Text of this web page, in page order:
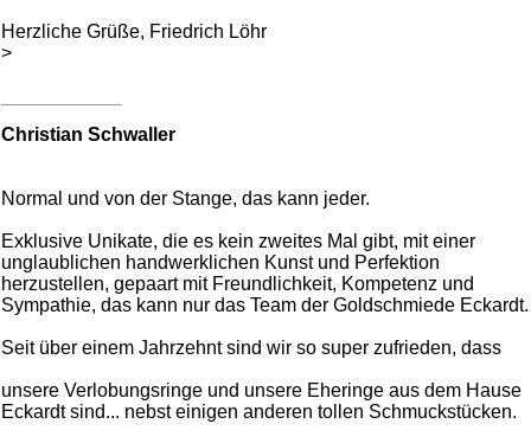
Herzliche Grüße, Friedrich Löhr
>
Christian Schwaller
Normal und von der Stange, das kann jeder.
Exklusive Unikate, die es kein zweites Mal gibt, mit einer
unglaublichen handwerklichen Kunst und Perfektion
herzustellen, gepaart mit Freundlichkeit, Kompetenz und
Sympathie, das kann nur das Team der Goldschmiede Eckardt.
Seit über einem Jahrzehnt sind wir so super zufrieden, dass
unsere Verlobungsringe und unsere Eheringe aus dem Hause
Eckardt sind... nebst einigen anderen tollen Schmuckstücken.